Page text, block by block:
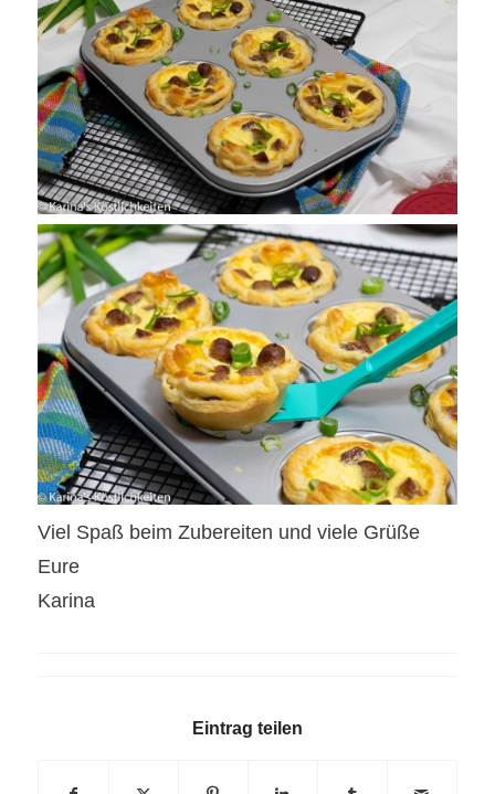
Viel Spaß beim Zubereiten und viele Grüße
Eure
Karina
Eintrag teilen